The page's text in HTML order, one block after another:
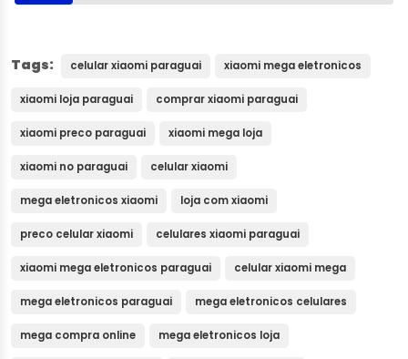
Tags: celular xiaomi paraguai xiaomi mega eletronicos
xiaomi loja paraguai comprar xiaomi paraguai
xiaomi preco paraguai xiaomi mega loja
xiaomi no paraguai celular xiaomi
mega eletronicos xiaomi loja com xiaomi
preco celular xiaomi celulares xiaomi paraguai
xiaomi mega eletronicos paraguai celular xiaomi mega
mega eletronicos paraguai mega eletronicos celulares
mega compra online mega eletronicos loja